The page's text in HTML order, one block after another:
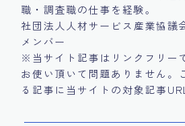
職・調査職の仕事を経験。
社団法人人材サービス産業協議
メンバー
※当サイト記事はリンクフリー
お使い頂いて問題ありません。
る記事に当サイトの対象記事